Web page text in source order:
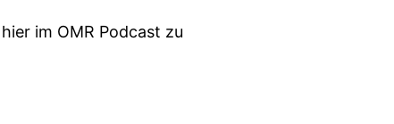
im OMR Podcast zu